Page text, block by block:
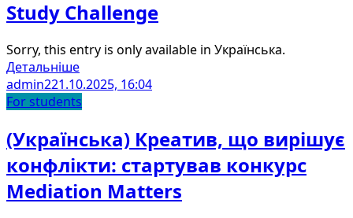
Study Challenge
Sorry, this entry is only available in Українська.
Детальніше
admin221.10.2025, 16:04
For students
(Українська) Креатив, що вирішує
конфлікти: стартував конкурс
Mediation Matters